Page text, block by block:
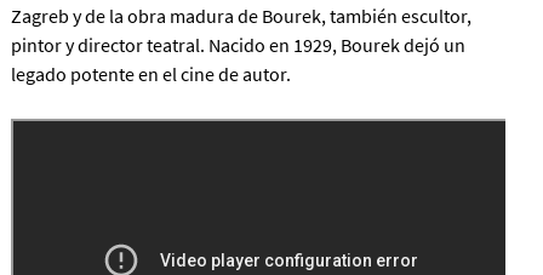
Zagreb y de la obra madura de Bourek, también escultor,
pintor y director teatral. Nacido en 1929, Bourek dejó un
legado potente en el cine de autor.